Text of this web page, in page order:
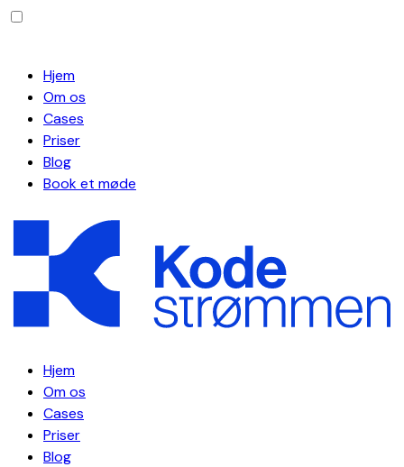
Hjem
Om os
Cases
Priser
Blog
Book et møde
Hjem
Om os
Cases
Priser
Blog